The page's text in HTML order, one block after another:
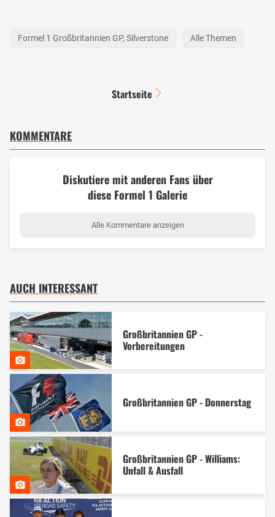
Formel 1 Großbritannien GP, Silverstone Alle Themen
Startseite
KOMMENTARE
Diskutiere mit anderen Fans über
diese Formel 1 Galerie
Alle Kommentare anzeigen
AUCH INTERESSANT
Großbritannien GP -
Vorbereitungen
Großbritannien GP - Donnerstag
Großbritannien GP - Williams:
Unfall & Ausfall